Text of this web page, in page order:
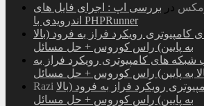
در بررسی اپ : اجرای فایل های PHP در گوشی
اندرویدی با PHPRunner
رویکرد فراز به فرود (بالا
به پایین) راس کوروس + حل مسائل
شبکه های کامپیوتری رویکرد فراز به
به پایین) راس کوروس + حل مسائل
Razi رویکرد فراز به فرود (بالا
به پایین) راس کوروس + حل مسائل